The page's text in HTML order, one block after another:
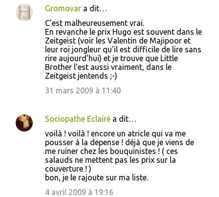
Gromovar a dit…
C'est malheureusement vrai.
En revanche le prix Hugo est souvent dans le
Zeitgeist (voir les Valentin de Majipoor et
leur roi jongleur qu'il est difficile de lire sans
rire aujourd'hui) et je trouve que Little
Brother l'est aussi vraiment, dans le
Zeitgeist jentends ;-)
31 mars 2009 à 11:40
Sociopathe Eclairé a dit…
voilà ! voilà ! encore un atricle qui va me
pousser à la depense ! déjà que je viens de
me ruiner chez les bouquinistes ! ( ces
salauds ne mettent pas les prix sur la
couverture ! )
bon, je le rajoute sur ma liste.
4 avril 2009 à 19:16